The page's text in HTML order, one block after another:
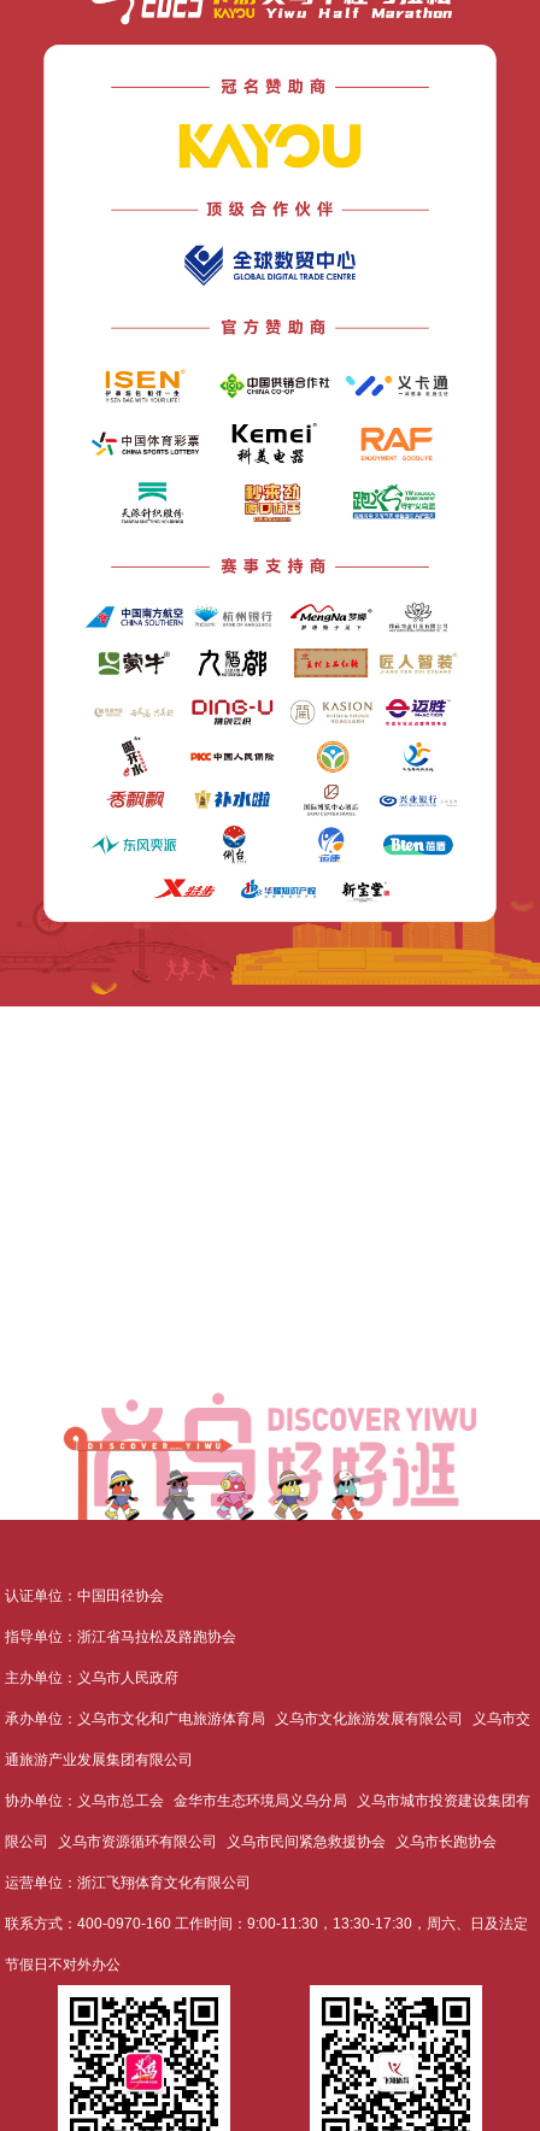
认证单位：中国田径协会
指导单位：浙江省马拉松及路跑协会
主办单位：义乌市人民政府
承办单位：义乌市文化和广电旅游体育局 义乌市文化旅游发展有限公司 义乌市交
通旅游产业发展集团有限公司
协办单位：义乌市总工会 金华市生态环境局义乌分局 义乌市城市投资建设集团有
限公司 义乌市资源循环有限公司 义乌市民间紧急救援协会 义乌市长跑协会
运营单位：浙江飞翔体育文化有限公司
联系方式：400-0970-160 工作时间：9:00-11:30，13:30-17:30，周六、日及法定
节假日不对外办公